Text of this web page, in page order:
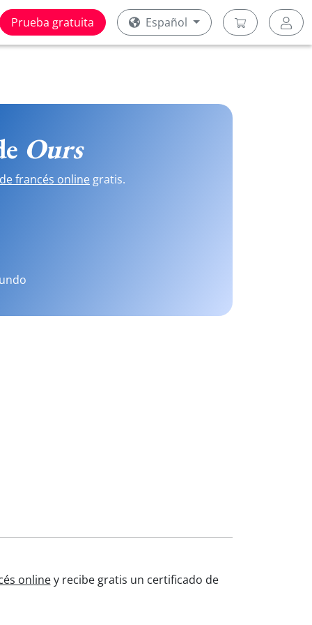
Prueba gratuita Español
Ours
francés online gratis.
onliney recibe gratis un certificado de